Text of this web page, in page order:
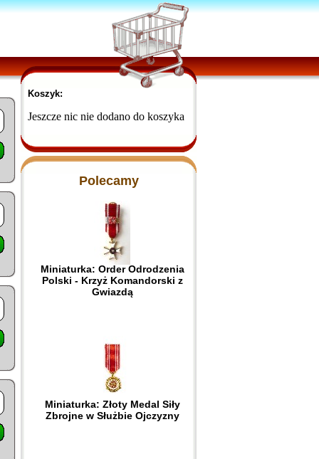
Koszyk:
Jeszcze nic nie dodano do koszyka
Polecamy
Miniaturka: Order Odrodzenia
Polski - Krzyż Komandorski z
Gwiazdą
Miniaturka: Złoty Medal Siły
Zbrojne w Służbie Ojczyzny